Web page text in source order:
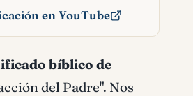
en YouTube
bíblico de
del Padre". Nos